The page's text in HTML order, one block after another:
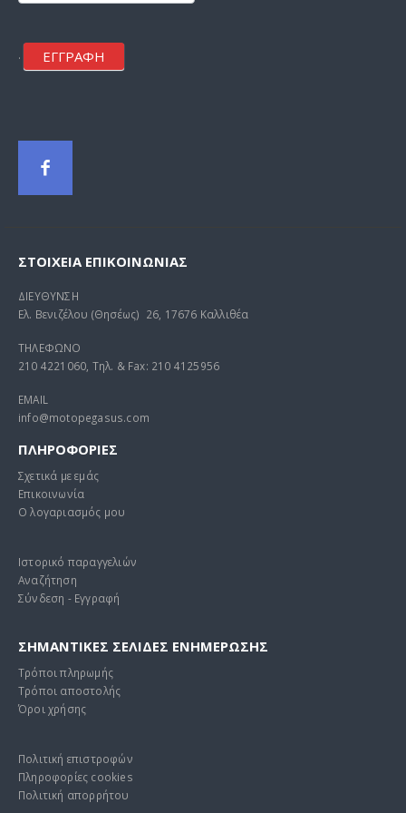
. ΕΓΓΡΑΦΗ
ΣΤΟΙΧΕΊΑ ΕΠΙΚΟΙΝΩΝΊΑΣ
ΔΙΕΥΘΥΝΣΗ
Ελ. Βενιζέλου (Θησέως) 26, 17676 Καλλιθέα
ΤΗΛΕΦΩΝΟ
210 4221060, Τηλ. & Fax: 210 4125956
EMAIL
info@motopegasus.com
ΠΛΗΡΟΦΟΡΙΕΣ
Σχετικά με εμάς
Επικοινωνία
Ο λογαριασμός μου
Ιστορικό παραγγελιών
Αναζήτηση
Σύνδεση - Εγγραφή
ΣΗΜΑΝΤΙΚΕΣ ΣΕΛΙΔΕΣ ΕΝΗΜΕΡΩΣΗΣ
Τρόποι πληρωμής
Τρόποι αποστολής
Όροι χρήσης
Πολιτική επιστροφών
Πληροφορίες cookies
Πολιτική απορρήτου